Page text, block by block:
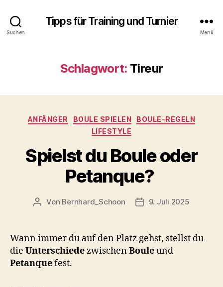
Suchen
Tipps für Training und Turnier
Menü
Schlagwort: Tireur
Kategorien
ANFÄNGER BOULE SPIELEN
BOULE-REGELN
LIFESTYLE
Spielst du Boule oder
Petanque?
Beitragsautor
Von Bernhard_Schoon 9. Juli 2025
Wann immer du auf den Platz gehst, stellst du
die UnterschiedezwischenBouleund
Petanquefest.